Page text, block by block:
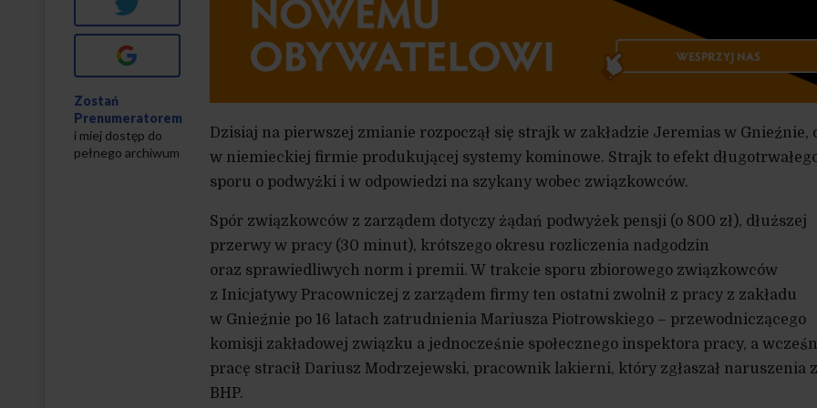
Dzisiaj na pierwszej zmianie rozpoczął się strajk w zakładzie Jeremias w Gnieźnie,
w niemieckiej firmie produkującej systemy kominowe. Strajk to efekt
sporu o podwyżki i w odpowiedzi na szykany wobec związkowców.
Spór związkowców z zarządem dotyczy żądań podwyżek pensji (o 800 zł), dłuższej
przerwy w pracy (30 minut), krótszego okresu rozliczenia nadgodzin
oraz sprawiedliwych norm i premii. W trakcie sporu zbiorowego związkowców
z Inicjatywy Pracowniczej z zarządem firmy ten ostatni zwolnił z pracy z zakładu
w Gnieźnie po 16 latach zatrudnienia Mariusza Piotrowskiego – przewodniczącego
komisji zakładowej związku a jednocześnie społecznego inspektora pracy, a
pracę stracił Dariusz Modrzejewski, pracownik lakierni, który zgłaszał naruszenia
BHP.
Zostań
Prenumeratorem
i miej dostęp do
pełnego archiwum